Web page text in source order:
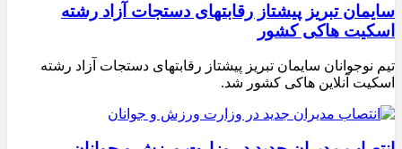
سایمان تبریز پیشتاز رقابتهای دستجات آزاد رشته
اسکیت هاکی کشور
تیم نوجوانان سایمان تبریز پیشتاز رقابتهای دستجات آزاد رشته
اسکیت آنلاین هاکی کشور شد.